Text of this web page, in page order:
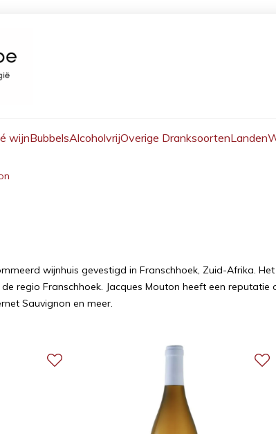
wijnBubbelsAlcoholvrijOverige DranksoortenLanden
wijnhuis gevestigd in Franschhoek, Zuid-Afrika.
regio Franschhoek. Jacques Mouton heeft een
Sauvignon en meer.